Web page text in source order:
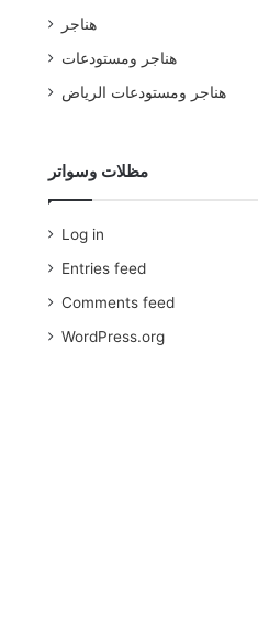
هناجر
هناجر ومستودعات
هناجر ومستودعات الرياض
مظلات وسواتر
Log in
Entries feed
Comments feed
WordPress.org